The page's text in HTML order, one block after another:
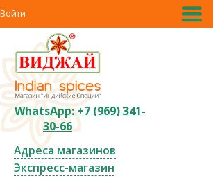
Войти
WhatsApp: +7 (969) 341-
30-66
Адреса магазинов
Экспресс-магазин